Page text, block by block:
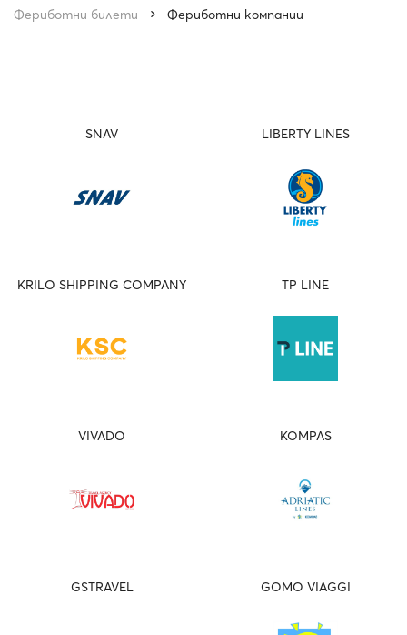
Фериботни билети Фериботни компании
SNAV LIBERTY LINES
KRILO SHIPPING COMPANY TP LINE
VIVADO KOMPAS
GSTRAVEL GOMO VIAGGI